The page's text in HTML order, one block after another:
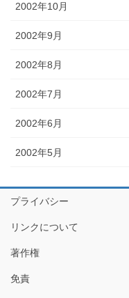
2002年10月
2002年9月
2002年8月
2002年7月
2002年6月
2002年5月
プライバシー
リンクについて
著作権
免責